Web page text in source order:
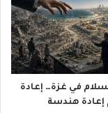
في غزة… إعادة
إعادة هندسة